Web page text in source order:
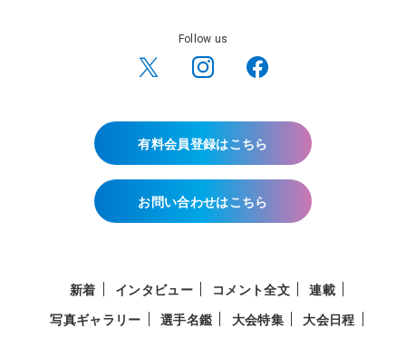
Follow us
有料会員登録はこちら
お問い合わせはこちら
新着 インタビュー コメント全文
連載
写真ギャラリー
選手名鑑 大会特集
大会日程